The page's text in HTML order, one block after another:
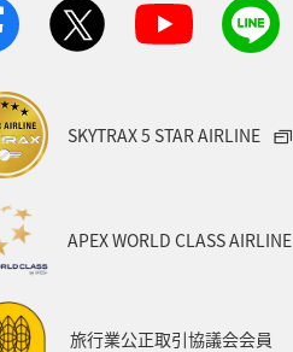
SKYTRAX 5 STAR AIRLINE
APEX WORLD CLASS AIRLINE
旅行業公正取引協議会会員